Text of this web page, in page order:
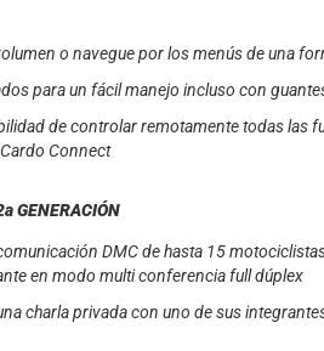
o navegue por los menús de una
para un fácil manejo incluso con
de controlar remotamente todas las
Connect
GENERACIÓN
DMC de hasta 15
en modo multi conferencia full dúplex
charla privada con uno de sus